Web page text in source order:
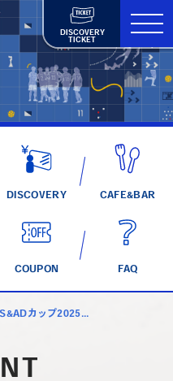
DISCOVERY
TICKET
DISCOVERY CAFE&BAR
COUPON FAQ
カップ2025...